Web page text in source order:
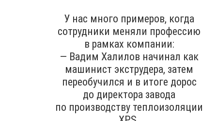
У нас много примеров, когда
сотрудники меняли профессию
в рамках компании:
— Вадим Халилов начинал как
машинист экструдера, затем
переобучился и в итоге дорос
до директора завода
по производству теплоизоляции